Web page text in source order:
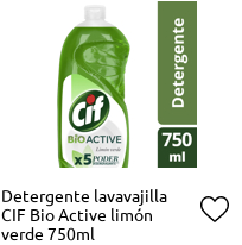
Detergente lavavajilla
CIF Bio Active limón
verde 750ml